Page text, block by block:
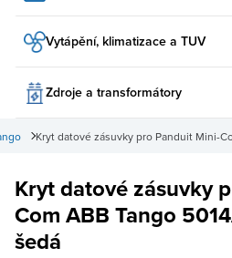
Vytápění, klimatizace a TUV
Zdroje a transformátory
Kryt datové zásuvky pro Panduit Mini-
Kryt datové zásuvky
Com ABB Tango
šedá